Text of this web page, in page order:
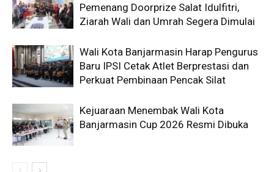
Pemenang Doorprize Salat Idulfitri,
Ziarah Wali dan Umrah Segera Dimulai
Wali Kota Banjarmasin Harap Pengurus
Baru IPSI Cetak Atlet Berprestasi dan
Perkuat Pembinaan Pencak Silat
Kejuaraan Menembak Wali Kota
Banjarmasin Cup 2026 Resmi Dibuka